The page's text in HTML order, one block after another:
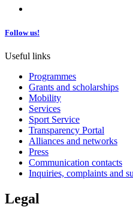
Follow us!
Useful links
Programmes
Grants and scholarships
Mobility
Services
Sport Service
Transparency Portal
Alliances and networks
Press
Communication contacts
Inquiries, complaints and
Legal